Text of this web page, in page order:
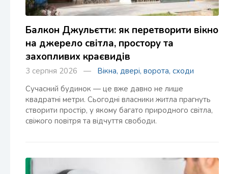
Балкон Джульєтти: як перетворити вікно
на джерело світла, простору та
захопливих краєвидів
3 серпня 2026 — Вікна, двері, ворота, сходи
Сучасний будинок — це вже давно не лише
квадратні метри. Сьогодні власники житла прагнуть
створити простір, у якому багато природного світла,
свіжого повітря та відчуття свободи.